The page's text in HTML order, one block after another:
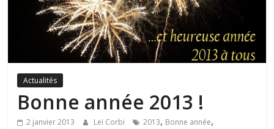
Actualités
Bonne année 2013 !
2 janvier 2013 Leï Corbi 2013, Bonne année,